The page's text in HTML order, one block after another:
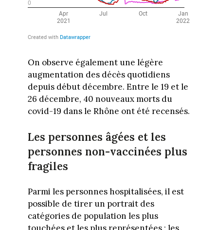
On observe également une légère
augmentation des décès quotidiens
depuis début décembre. Entre le 19 et le
26 décembre, 40 nouveaux morts du
covid-19 dans le Rhône ont été recensés.
Les personnes âgées et les
personnes non-vaccinées plus
fragiles
Parmi les personnes hospitalisées, il est
possible de tirer un portrait des
catégories de population les plus